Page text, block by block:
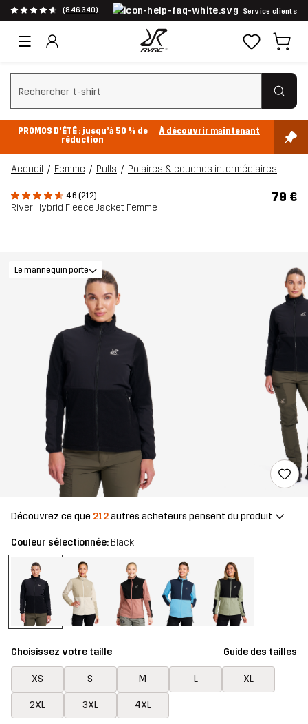
(846 340) Service clients
Effacer la recherche
PROMOS D'ÉTÉ : jusqu’à 50 % de
réduction
À découvrir maintenant
Accueil Femme Pulls Polaires & couches intermédiaires
4.6 (212)
River Hybrid Fleece Jacket Femme
79 €
Le mannequin porte
Découvrez ce que 212autres acheteurs pensent du produit
Couleur sélectionnée: Black
Choisissez votre taille Guide des tailles
XS S M L XL
2XL 3XL 4XL